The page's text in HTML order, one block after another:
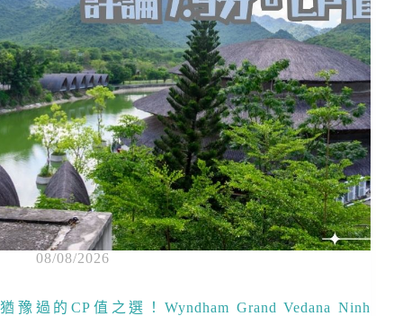
08/08/2026
猶豫過的CP值之選！Wyndham Grand Vedana Ninh